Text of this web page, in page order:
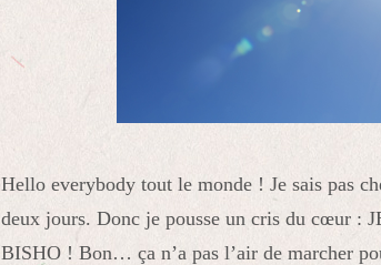
Hello everybody tout le monde ! Je sais pas
deux jours. Donc je pousse un cris du cœur :
BISHO ! Bon… ça n’a pas l’air de marcher